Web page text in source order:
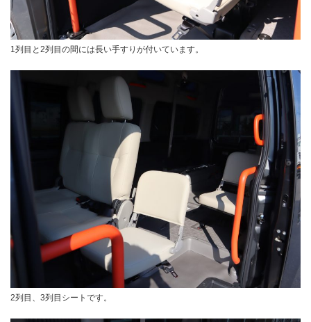
1列目と2列目の間には長い手すりが付いています。
2列目、3列目シートです。